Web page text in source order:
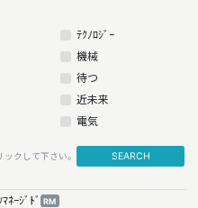
ﾃｸﾉﾛｼﾞｰ
機械
待つ
近未来
電気
クして下さい。 SEARCH
ﾏﾈｰｼﾞﾄﾞ RM